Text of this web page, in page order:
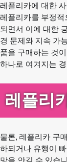
레플리카에 대한
레플리카를 부정
되면서 이에 대한
경 문제와 지속 가
품을 구매하는 것
하나로 여겨지는
레플리
물론, 레플리카 구
하되거나 유행이